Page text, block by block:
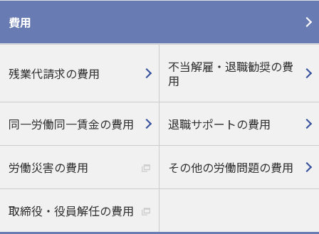
費用
残業代請求の費用
不当解雇・退職勧奨の費
用
同一労働同一賃金の費用 退職サポートの費用
労働災害の費用 その他の労働問題の費用
取締役・役員解任の費用